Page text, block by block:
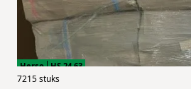
Herso HS.24.63
7215stuks